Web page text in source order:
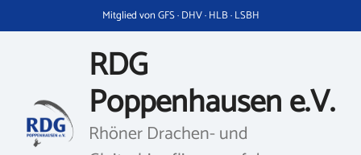
Inhalt
Mitglied von GFS · DHV · HLB · LSBH
RDG
Poppenhausen e.V.
Rhöner Drachen- und